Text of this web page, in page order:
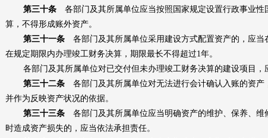
第三十条
各部门及其所属单位应当按照国家规定设置行政事业
算，不得形成账外资产。
第三十一条
各部门及其所属单位采用建设方式配置资产的，应
在规定期限内办理竣工财务决算，期限最长不得超过1年。
各部门及其所属单位对已交付但未办理竣工财务决算的建设项目，
第三十二条
各部门及其所属单位对无法进行会计确认入账的资
并作为反映资产状况的依据。
第三十三条
各部门及其所属单位应当明确资产的维护、保养、
时造成资产损失的，应当依法承担责任。